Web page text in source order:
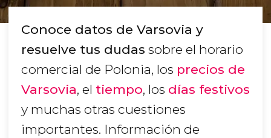
Conoce datos de Varsovia y
resuelve tus dudas sobre el horario
comercial de Polonia, los precios de
Varsovia, el tiempo, los días festivos
y muchas otras cuestiones
importantes. Información de